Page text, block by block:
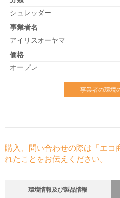
シュレッダー
事業者名
アイリスオーヤマ
価格
オープン
事業者の環境
購入、問い合わせの際は「エコ
れたことをお伝えください。
環境情報及び製品情報